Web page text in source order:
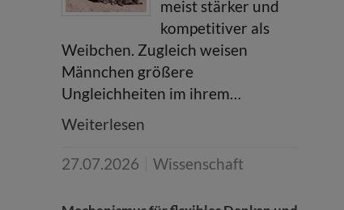
meist stärker und
kompetitiver als
Weibchen. Zugleich weisen
Männchen größere
Ungleichheiten im ihrem…
Weiterlesen
27.07.2026 Wissenschaft